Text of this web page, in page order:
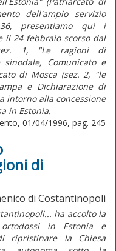
dell'ampio servizio
presentiamo qui i
24 febbraio scorso dal
1, "Le ragioni di
Comunicato e
di Mosca (sez. 2, "le
e Dichiarazione di
intorno alla concessione
in Estonia.
01/04/1996, pag. 245
di
di Costantinopoli
ha accolto la
in Estonia e
ripristinare la Chiesa